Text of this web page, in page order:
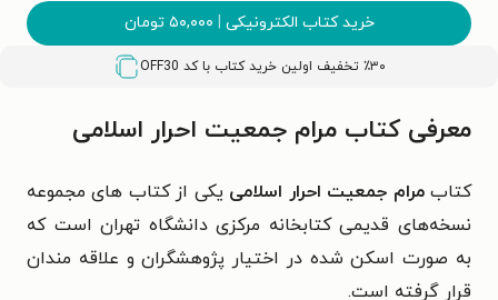
خرید کتاب الکترونیکی | ۵۰,۰۰۰ تومان
٪۳۰ تخفیف اولین خرید کتاب با کد OFF30
معرفی کتاب مرام جمعیت احرار اسلامی
کتابمرام جمعیت احرار اسلامی یکی از کتاب های مجموعه
نسخه‌های قدیمی کتابخانه مرکزی دانشگاه تهران است که
به صورت اسکن شده در اختیار پژوهشگران و علاقه مندان
قرار گرفته است.